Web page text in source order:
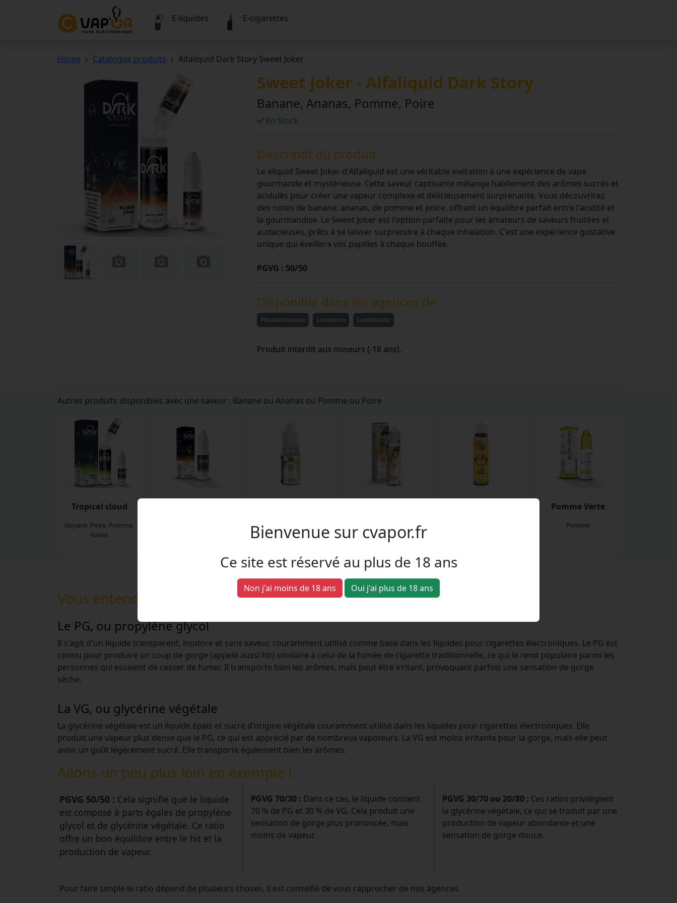
E-liquides E-cigarettes
Home Catalogue produits Alfaliquid Dark Story Sweet Joker
Sweet Joker - Alfaliquid Dark Story
Banane, Ananas, Pomme, Poire
En Stock
Descriptif du produit
Le eliquid Sweet Joker d'Alfaliquid est une véritable invitation à une expérience de vape
gourmande et mystérieuse. Cette saveur captivante mélange habilement des arômes sucrés et
acidulés pour créer une vapeur complexe et délicieusement surprenante. Vous découvrirez
des notes de banane, ananas, de pomme et poire, offrant un équilibre parfait entre l'acidité et
la gourmandise. Le Sweet Joker est l'option parfaite pour les amateurs de saveurs fruitées et
audacieuses, prêts à se laisser surprendre à chaque inhalation. C'est une expérience gustative
unique qui éveillera vos papilles à chaque bouffée.
PGVG : 50/50
Disponible dans les agences de
Ploudalmezeau Lesneven Landivisiau
Produit interdit aux mineurs (-18 ans).
Autres produits disponibles avec une saveur : Banane ou Ananas ou Pomme ou Poire
Tropical cloud
Goyave, Poire, Pomme,
Raisin
Ananas, noix de coco
Pomme Verte
Pomme
Vous entendez souvent le terme "PGVG", mais c'est quoi exactement ?
Le PG, ou propylène glycol
Il s'agit d'un liquide transparent, inodore et sans saveur, couramment utilisé comme base dans les liquides pour cigarettes électroniques. Le PG est
connu pour produire un coup de gorge (appelé aussi hit) similaire à celui de la fumée de cigarette traditionnelle, ce qui le rend populaire parmi les
personnes qui essaient de cesser de fumer. Il transporte bien les arômes, mais peut être irritant, provoquant parfois une sensation de gorge
sèche.
La VG, ou glycérine végétale
La glycérine végétale est un liquide épais et sucré d'origine végétale couramment utilisé dans les liquides pour cigarettes électroniques. Elle
produit une vapeur plus dense que le PG, ce qui est apprécié par de nombreux vapoteurs. La VG est moins irritante pour la gorge, mais elle peut
avoir un goût légèrement sucré. Elle transporte également bien les arômes.
Allons un peu plus loin en exemple !
PGVG 50/50 : Cela signifie que le liquide
est composé à parts égales de propylène
glycol et de glycérine végétale. Ce ratio
offre un bon équilibre entre le hit et la
production de vapeur.
PGVG 70/30 : Dans ce cas, le liquide contient
70 % de PG et 30 % de VG. Cela produit une
sensation de gorge plus prononcée, mais
moins de vapeur.
PGVG 30/70 ou 20/80 : Ces ratios privilégient
la glycérine végétale, ce qui se traduit par une
production de vapeur abondante et une
sensation de gorge douce.
Pour faire simple le ratio dépend de plusieurs choses, il est conseillé de vous rapprocher de nos agences.
Bienvenue sur cvapor.fr
Ce site est réservé au plus de 18 ans
Non j'ai moins de 18 ans Oui j'ai plus de 18 ans